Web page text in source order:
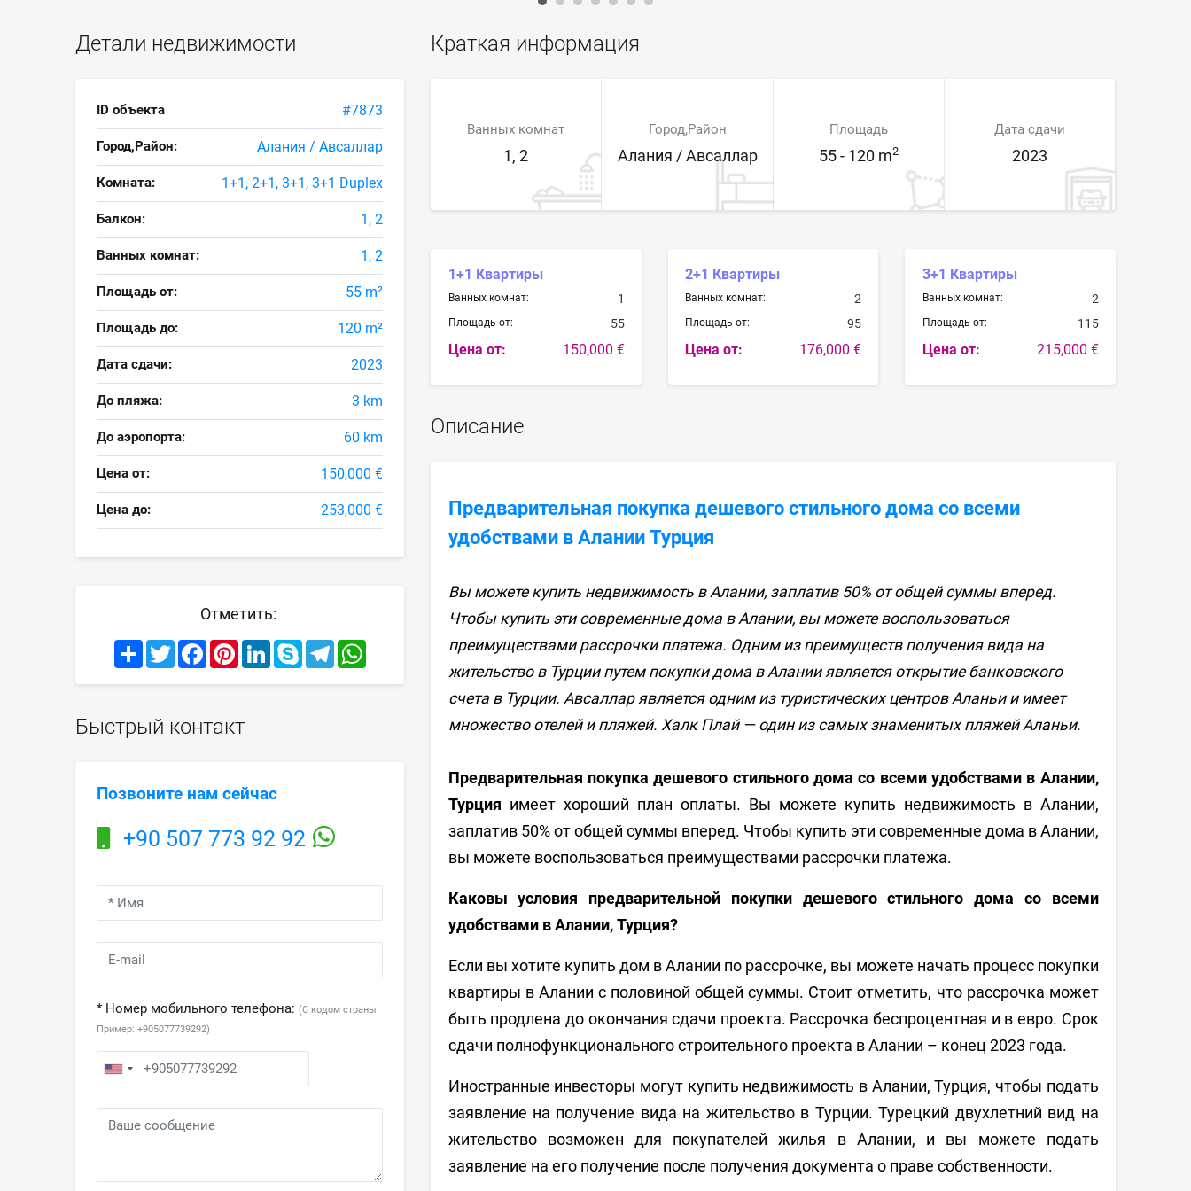
Детали недвижимости
ID объекта #7873
Город,Район: Алания / Авсаллар
Комната: 1+1, 2+1, 3+1, 3+1 Duplex
Балкон: 1, 2
Ванных комнат: 1, 2
Площадь от: 55 m²
Площадь до: 120 m²
Дата сдачи: 2023
До пляжа: 3 km
До аэропорта: 60 km
Цена от: 150,000 €
Цена до: 253,000 €
Отметить:
ShareTwitterFacebookPinterestLinkedInSkypeTelegramWhatsApp
Быстрый контакт
Позвоните нам сейчас
+90 507 773 92 92
* Номер мобильного телефона: (С кодом страны.
Пример: +905077739292)
Краткая информация
Ванных комнат
1, 2
Город,Район
Алания / Авсаллар
Площадь
55 - 120 m2
Дата сдачи
2023
1+1 Квартиры
Ванных комнат: 1
Площадь от: 55
Цена от: 150,000 €
2+1 Квартиры
Ванных комнат: 2
Площадь от: 95
Цена от: 176,000 €
3+1 Квартиры
Ванных комнат: 2
Площадь от: 115
Цена от: 215,000 €
Описание
Предварительная покупка дешевого стильного дома со всеми
удобствами в Алании Турция
Вы можете купить недвижимость в Алании, заплатив 50% от общей суммы вперед.
Чтобы купить эти современные дома в Алании, вы можете воспользоваться
преимуществами рассрочки платежа. Одним из преимуществ получения вида на
жительство в Турции путем покупки дома в Алании является открытие банковского
счета в Турции. Авсаллар является одним из туристических центров Аланьи и имеет
множество отелей и пляжей. Халк Плай — один из самых знаменитых пляжей Аланьи.
Предварительная покупка дешевого стильного дома со всеми удобствами в Алании,
Турция имеет хороший план оплаты. Вы можете купить недвижимость в Алании,
заплатив 50% от общей суммы вперед. Чтобы купить эти современные дома в Алании,
вы можете воспользоваться преимуществами рассрочки платежа.
Каковы условия предварительной покупки дешевого стильного дома со всеми
удобствами в Алании, Турция?
Если вы хотите купить дом в Алании по рассрочке, вы можете начать процесс покупки
квартиры в Алании с половиной общей суммы. Стоит отметить, что рассрочка может
быть продлена до окончания сдачи проекта. Рассрочка беспроцентная и в евро. Срок
сдачи полнофункционального строительного проекта в Алании – конец 2023 года.
Иностранные инвесторы могут купить недвижимость в Алании, Турция, чтобы подать
заявление на получение вида на жительство в Турции. Турецкий двухлетний вид на
жительство возможен для покупателей жилья в Алании, и вы можете подать
заявление на его получение после получения документа о праве собственности.